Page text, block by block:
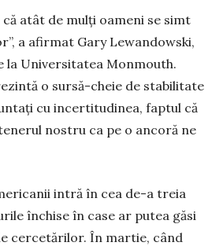
atât de mulți oameni se simt
a afirmat Gary Lewandowski,
la Uni­versitatea Monmouth.
o sursă-cheie de stabilitate
cu incertitudinea, faptul că
nostru ca pe o ancoră ne
intră în cea de-a treia
închise în case ar putea găsi
cercetărilor. În martie, când